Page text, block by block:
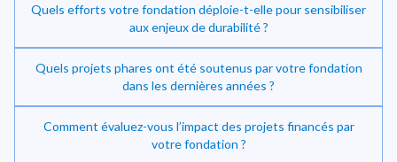
Investir dans la transition énergétique
Quels efforts votre fondation déploie-t-elle pour sensibiliser
aux enjeux de durabilité ?
Quels projets phares ont été soutenus par votre fondation
dans les dernières années ?
Comment évaluez-vous l’impact des projets financés par
votre fondation ?